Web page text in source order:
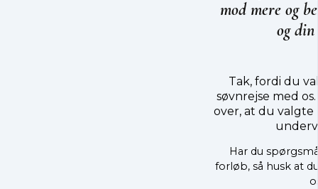
mod mere og
og
Tak, fordi du
søvnrejse med
over, at du valgte
Har du
forløb, så husk at